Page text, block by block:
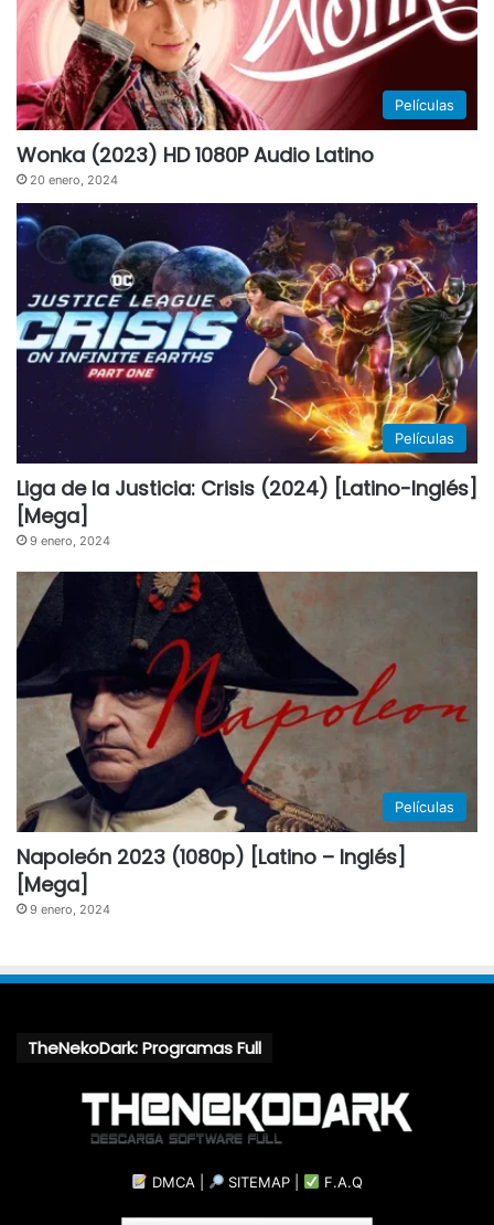
Películas
Wonka (2023) HD 1080P Audio Latino
20 enero, 2024
Películas
Liga de la Justicia: Crisis (2024) [Latino-Inglés]
[Mega]
9 enero, 2024
Películas
Napoleón 2023 (1080p) [Latino – Inglés]
[Mega]
9 enero, 2024
TheNekoDark: Programas Full
DMCA SITEMAP F.A.Q